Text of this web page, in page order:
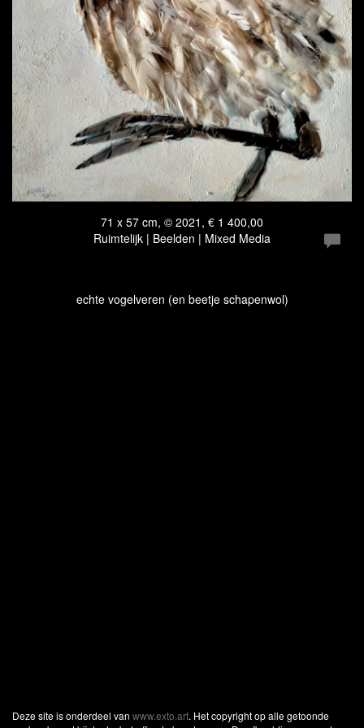
71 x 57 cm, © 2021, € 1 400,00
Ruimtelijk | Beelden | Mixed Media
echte vogelveren (en beetje schapenwol)
Deze site is onderdeel van www.exto.art. Het copyright op alle getoonde